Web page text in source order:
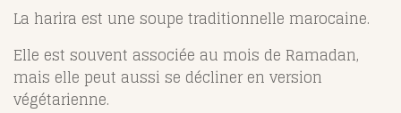
La harira est une soupe traditionnelle marocaine.
Elle est souvent associée au mois de Ramadan,
mais elle peut aussi se décliner en version
végétarienne.